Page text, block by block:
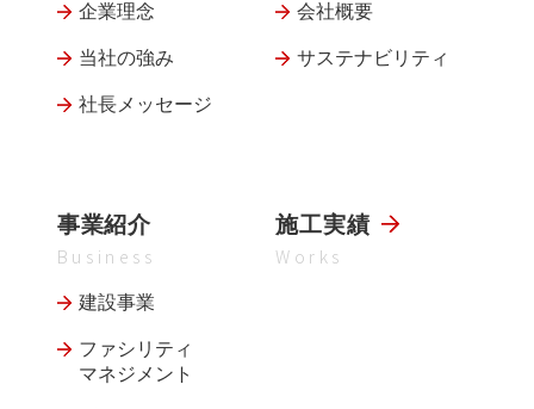
企業理念
当社の強み
社長メッセージ
会社概要
サステナビリティ
事業紹介
Business
建設事業
ファシリティ
マネジメント
施工実績
Works